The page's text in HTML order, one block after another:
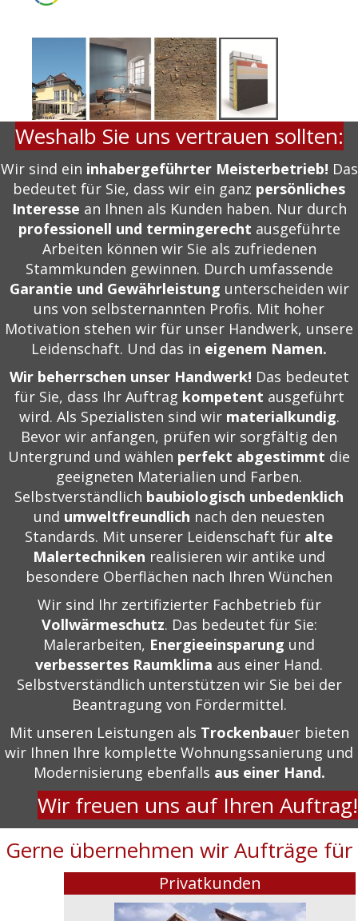
Weshalb Sie uns vertrauen sollten:
Wir sind ein inhabergeführter Meisterbetrieb! Das
bedeutet für Sie, dass wir ein ganz persönliches
Interesse an Ihnen als Kunden haben. Nur durch
professionell und termingerecht ausgeführte
Arbeiten können wir Sie als zufriedenen
Stammkunden gewinnen. Durch umfassende
Garantie und Gewährleistung unterscheiden wir
uns von selbsternannten Profis. Mit hoher
Motivation stehen wir für unser Handwerk, unsere
Leidenschaft. Und das in eigenem Namen.
Wir beherrschen unser Handwerk! Das bedeutet
für Sie, dass Ihr Auftrag kompetent ausgeführt
wird. Als Spezialisten sind wir materialkundig.
Bevor wir anfangen, prüfen wir sorgfältig den
Untergrund und wählen perfekt abgestimmt die
geeigneten Materialien und Farben.
Selbstverständlich baubiologisch unbedenklich
und umweltfreundlich nach den neuesten
Standards. Mit unserer Leidenschaft für alte
Malertechniken realisieren wir antike und
besondere Oberflächen nach Ihren Wünchen
Wir sind Ihr zertifizierter Fachbetrieb für
Vollwärmeschutz. Das bedeutet für Sie:
Malerarbeiten, Energieeinsparung und
verbessertes Raumklima aus einer Hand.
Selbstverständlich unterstützen wir Sie bei der
Beantragung von Fördermittel.
Mit unseren Leistungen als Trockenbauer bieten
wir Ihnen Ihre komplette Wohnungssanierung und
Modernisierung ebenfalls aus einer Hand.
Wir freuen uns auf Ihren Auftrag!
Gerne übernehmen wir Aufträge für
Privatkunden